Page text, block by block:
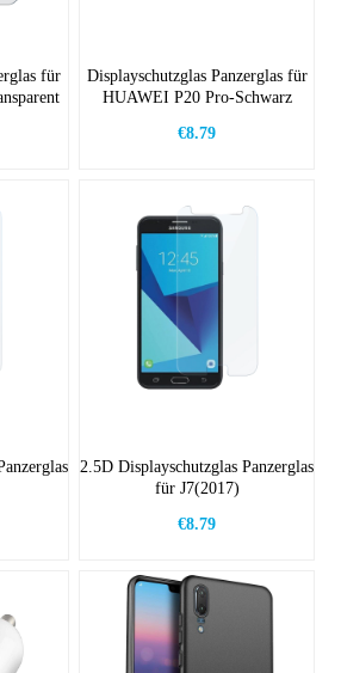
für
Displayschutzglas Panzerglas für
HUAWEI P20 Pro-Schwarz
€8.79
2.5D Displayschutzglas Panzerglas
für J7(2017)
€8.79